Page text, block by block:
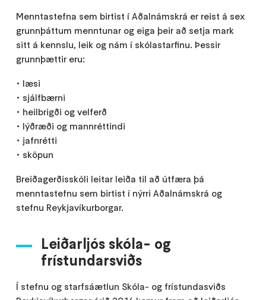
Menntastefna sem birtist í Aðalnámskrá er reist á sex
grunnþáttum menntunar og eiga þeir að setja mark
sitt á kennslu, leik og nám í skólastarfinu. Þessir
grunnþættir eru:
• læsi
• sjálfbærni
• heilbrigði og velferð
• lýðræði og mannréttindi
• jafnrétti
• sköpun
Breiðagerðisskóli leitar leiða til að útfæra þá
menntastefnu sem birtist í nýrri Aðalnámskrá og
stefnu Reykjavíkurborgar.
Leiðarljós skóla- og
frístundarsviðs
Í stefnu og starfsáætlun Skóla- og frístundasviðs